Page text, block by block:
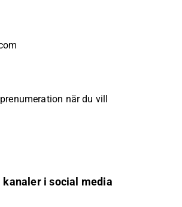
när du vill
kanaler i social media